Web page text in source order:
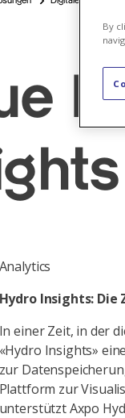
Analytics
Hydro Insights:
In einer Zeit, in der
«Hydro Insights»
zur
Plattform zur
unterstützt Axpo
By